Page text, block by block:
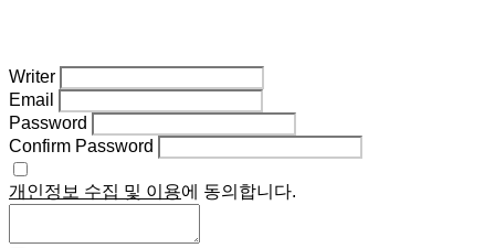
Writer
Email
Password
Confirm Password
개인정보 수집 및 이용에 동의합니다.